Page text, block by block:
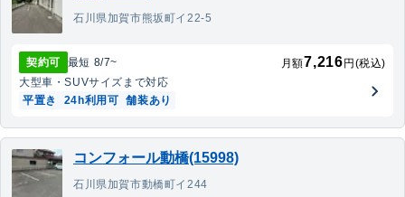
石川県加賀市熊坂町イ22-5
契約可 最短 8/7~ 月額7,216 円(税込)
大型車・SUVサイズまで対応
平置き
24h利用可 舗装あり
コンフォール動橋(15998)
石川県加賀市動橋町イ244